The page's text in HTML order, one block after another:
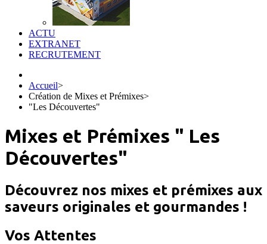
ACTU
EXTRANET
RECRUTEMENT
Accueil>
Création de Mixes et Prémixes>
"Les Découvertes"
Mixes et Prémixes " Les
Découvertes"
Découvrez nos mixes et prémixes aux
saveurs originales et gourmandes !
Vos Attentes